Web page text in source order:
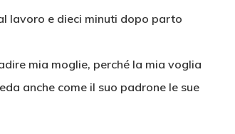
lavoro e dieci minuti dopo parto
mia moglie, perché la mia voglia
anche come il suo padrone le sue